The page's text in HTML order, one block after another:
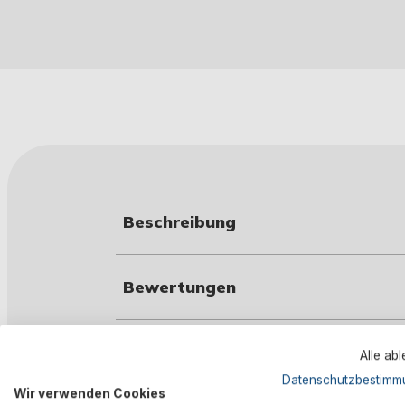
Beschreibung
Bewertungen
Alle
Wir verwenden Cookies